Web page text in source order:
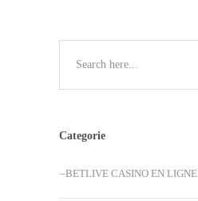
Categorie
–BETLIVE CASINO EN LIGNE